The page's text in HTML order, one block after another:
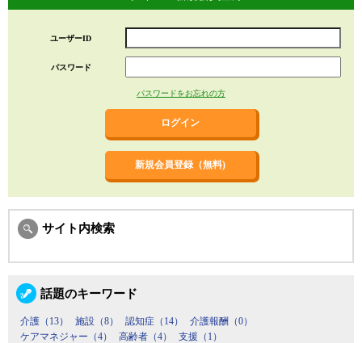
ユーザーID
パスワード
パスワードをお忘れの方
新規会員登録（無料)
サイト内検索
話題のキーワード
介護（13） 施設（8） 認知症（14）
介護報酬（0）
ケアマネジャー（4）
高齢者（4） 支援（1）